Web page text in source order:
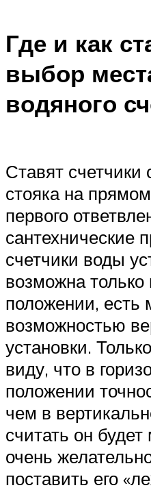
Где и как
выбор
водяного
Ставят счетчики
стояка на
первого
сантехнические
счетчики воды
возможна только
положении, есть
возможностью
установки.
виду, что в
положении
чем в
считать он
очень
поставить его